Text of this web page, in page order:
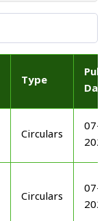
Type
Circulars
07-
Circulars
07-